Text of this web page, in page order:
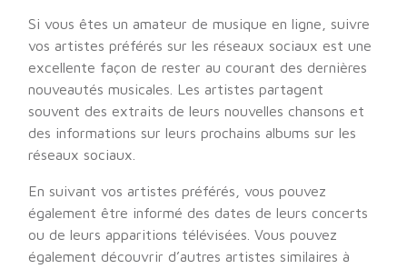
Si vous êtes un amateur de musique en ligne, suivre
vos artistes préférés sur les réseaux sociaux est une
excellente façon de rester au courant des dernières
nouveautés musicales. Les artistes partagent
souvent des extraits de leurs nouvelles chansons et
des informations sur leurs prochains albums sur les
réseaux sociaux.
En suivant vos artistes préférés, vous pouvez
également être informé des dates de leurs concerts
ou de leurs apparitions télévisées. Vous pouvez
également découvrir d’autres artistes similaires à